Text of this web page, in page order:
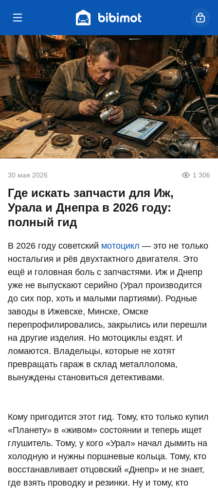
30 мая 2026 1 306
Где искать запчасти для Иж,
Урала и Днепра в 2026 году:
полный гид
В 2026 году советский мотоцикл — это не только
ностальгия и рёв двухтактного двигателя. Это
ещё и головная боль с запчастями. Иж и Днепр
уже не выпускают серийно (Урал производится
до сих пор, хоть и малыми партиями). Родные
заводы в Ижевске, Минске, Омске
перепрофилировались, закрылись или перешли
на другие изделия. Но мотоциклы ездят. И
ломаются. Владельцы, которые не хотят
превращать гараж в склад металлолома,
вынуждены становиться детективами.
Кому пригодится этот гид. Тому, кто только купил
«Планету» в «живом» состоянии и теперь ищет
глушитель. Тому, у кого «Урал» начал дымить на
холодную и нужны поршневые кольца. Тому, кто
восстанавливает отцовский «Днепр» и не знает,
где взять проводку и резинки. Ну и тому, кто